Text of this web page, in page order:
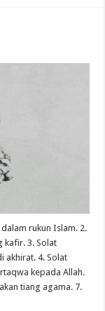
rukun Islam. 2.
kafir. 3. Solat
akhirat. 4. Solat
kepada Allah.
tiang agama. 7.